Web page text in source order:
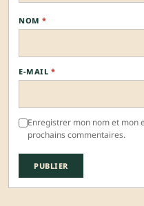
NOM *
E-MAIL *
Enregistrer mon nom et mon
prochains commentaires.